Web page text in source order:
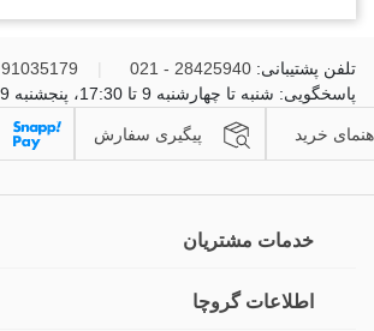
تلفن پشتیبانی: 28425940 - 021
91035179 - 021
پاسخگویی: شنبه تا چهارشنبه 9 تا 17:30، پنجشنبه 9 تا 14:30
خرید پیگیری سفارش
خدمات مشتریان
اطلاعات گروچا